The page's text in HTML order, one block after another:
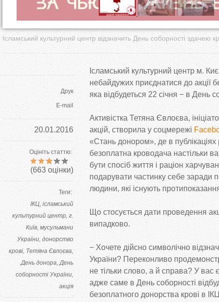
Ісламський культурний центр відзначить День соборності здачею
Друк
E-mail
20.01.2016
Оцініть статтю:
(663 оцінки)
Теги:
ІКЦ ісламський
культурний центр г.
Київ мусульмани
України донорство
крові Тетяна Євлоєва
День донора День
соборності України
акція​
Ісламський культурний центр м.
небайдужих приєднатися до акції
яка відбудеться 22 січня − в День
Активістка Тетяна Євлоєва,
акцій, створила у соцмережі
«Стань донором», де в публікаціях
безоплатна кроводача настільки
бути спосіб життя і раціон
подарувати частинку себе заради
людини, які існують
Що стосується дати проведення
випадково.
− Хочете дійсно символічно
України? Переконливо
не тільки слово, а й справа? У вас
адже саме в День соборності
безоплатного донорства крові в